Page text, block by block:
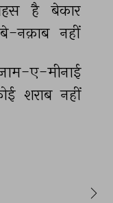
है
बेकार
बे-नक़ाब नहीं
ए-मीनाई
शराब नहीं